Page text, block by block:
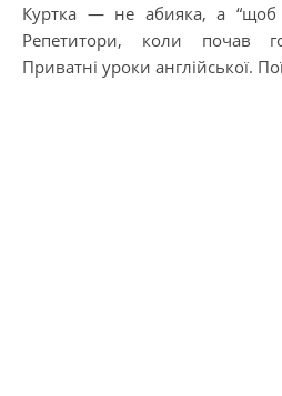
Куртка — не абияка, а “щоб
Репетитори, коли почав
Приватні уроки англійської.